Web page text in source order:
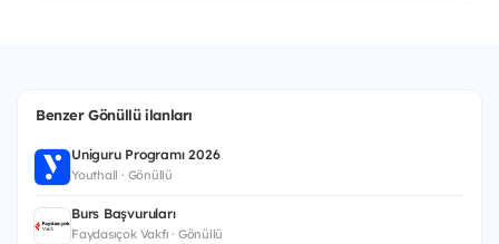
Benzer Gönüllü ilanları
Uniguru Programı 2026
Youthall · Gönüllü
Burs Başvuruları
Faydasıçok Vakfı · Gönüllü